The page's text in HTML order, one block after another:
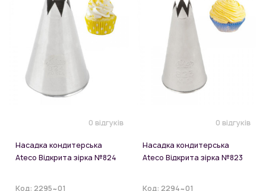
0 відгуків
Насадка кондитерська
Ateco Відкрита зірка №824
Код: 2295~01
0 відгуків
Насадка кондитерська
Ateco Відкрита зірка №823
Код: 2294~01